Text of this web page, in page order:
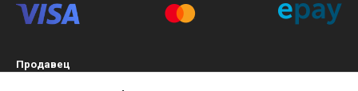
Продавец